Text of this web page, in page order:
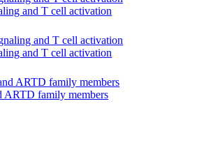
and T cell activation
and T cell activation
ARTD family members